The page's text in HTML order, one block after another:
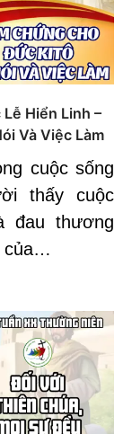
Hiển Linh –
Và Việc Làm
cuộc sống
thấy cuộc
đau thương
của…